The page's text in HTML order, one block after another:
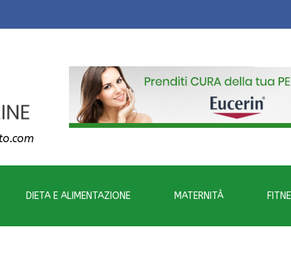
DIETA E ALIMENTAZIONE MATERNITÀ